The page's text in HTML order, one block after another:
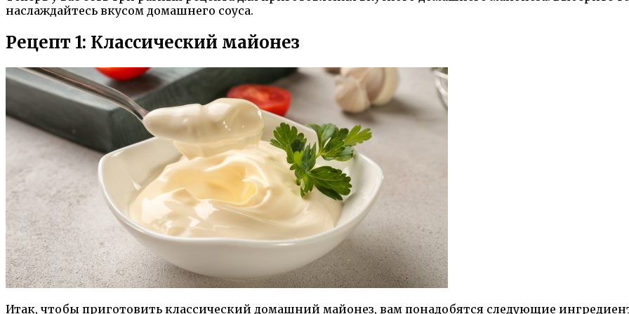
наслаждайтесь вкусом домашнего соуса.
Рецепт 1: Классический майонез
Итак, чтобы приготовить классический домашний майонез, вам понадобятся следующие